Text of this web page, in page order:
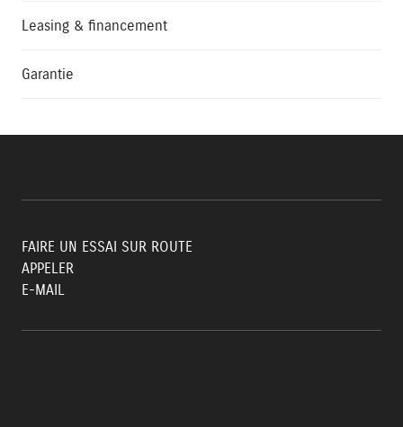
Leasing & financement
Garantie
FAIRE UN ESSAI SUR ROUTE
APPELER
E-MAIL